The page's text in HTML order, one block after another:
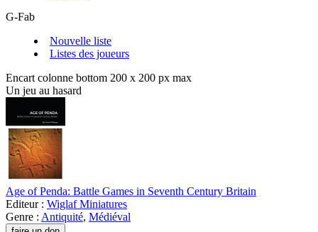
G-Fab
Nouvelle liste
Listes des joueurs
Encart colonne bottom 200 x 200 px max
Un jeu au hasard
Age of Penda: Battle Games in Seventh Century Britain
Editeur : Wiglaf Miniatures
Genre : Antiquité, Médiéval